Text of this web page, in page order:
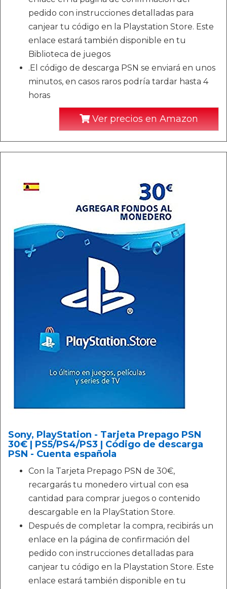
pedido con instrucciones detalladas para
canjear tu código en la Playstation Store. Este
enlace estará también disponible en tu
Biblioteca de juegos
.El código de descarga PSN se enviará en unos
minutos, en casos raros podría tardar hasta 4
horas
Ver precios en Amazon
Sony, PlayStation - Tarjeta Prepago PSN
30€ | PS5/PS4/PS3 | Código de descarga
PSN - Cuenta española
Con la Tarjeta Prepago PSN de 30€,
recargarás tu monedero virtual con esa
cantidad para comprar juegos o contenido
descargable en la PlayStation Store.
Después de completar la compra, recibirás un
enlace en la página de confirmación del
pedido con instrucciones detalladas para
canjear tu código en la Playstation Store. Este
enlace estará también disponible en tu